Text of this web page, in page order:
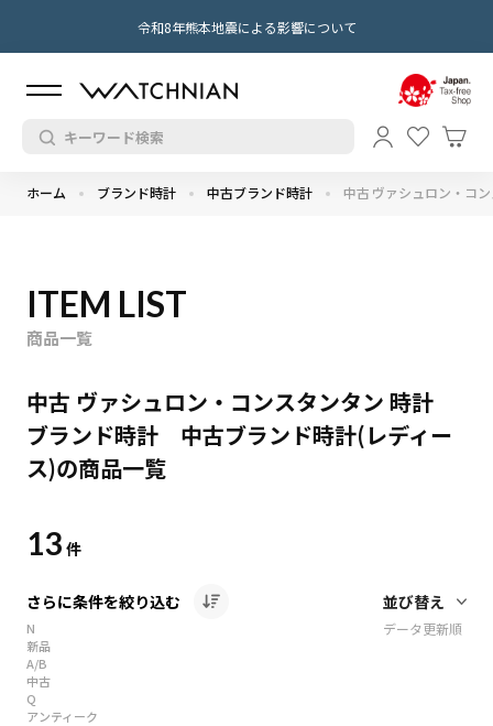
令和8年熊本地震による影響について
ホーム ブランド時計 中古ブランド時計 中古 ヴァシュロン・コ
ITEM LIST
商品一覧
中古 ヴァシュロン・コンスタンタン 時計
ブランド時計 中古ブランド時計(レディー
ス)の商品一覧
13 件
さらに条件を絞り込む
N
新品
A/B
中古
Q
アンティーク
データ更新順